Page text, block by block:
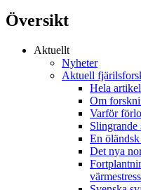
Översikt
Aktuellt
Nyheter
Aktuell
Hela
Om
Varför
Slingrande
En
Det nya